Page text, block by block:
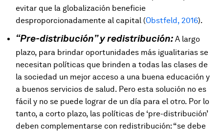
evitar que la globalización beneficie
desproporcionadamente al capital (Obstfeld, 2016).
“Pre-distribución” y redistribución: A largo
plazo, para brindar oportunidades más igualitarias se
necesitan políticas que brinden a todas las clases de
la sociedad un mejor acceso a una buena educación y
a buenos servicios de salud. Pero esta solución no es
fácil y no se puede lograr de un día para el otro. Por lo
tanto, a corto plazo, las políticas de ‘pre-distribución’
deben complementarse con redistribución: “se debe